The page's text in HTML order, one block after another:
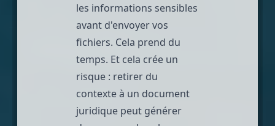
les informations sensibles
avant d'envoyer vos
fichiers. Cela prend du
temps. Et cela crée un
risque : retirer du
contexte à un document
juridique peut générer